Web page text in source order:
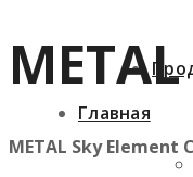
Главная
METAL Sky Element